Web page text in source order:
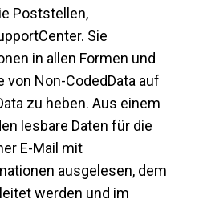
Poststellen,
Sie
in allen Formen und
von Non-CodedData auf
zu heben. Aus einem
lesbare Daten für die
E-Mail mit
ausgelesen, dem
werden und im